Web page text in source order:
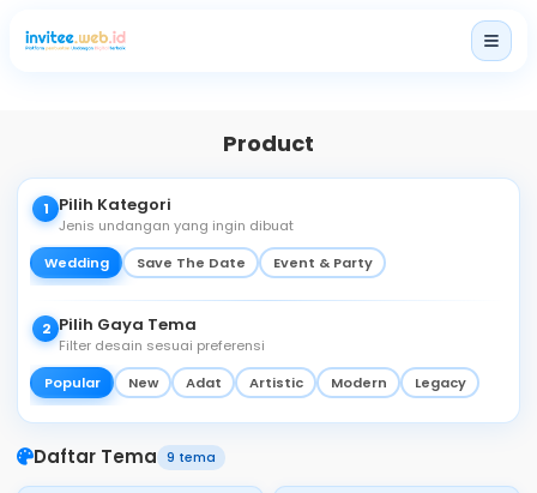
Produk
Harga
Layanan Lainnya
Login
Product
1 Pilih Kategori
Jenis undangan yang ingin dibuat
Wedding
Save The Date Event & Party
2 Pilih Gaya Tema
Filter desain sesuai preferensi
Popular
New Adat Artistic Modern Legacy
Daftar Tema 9 tema